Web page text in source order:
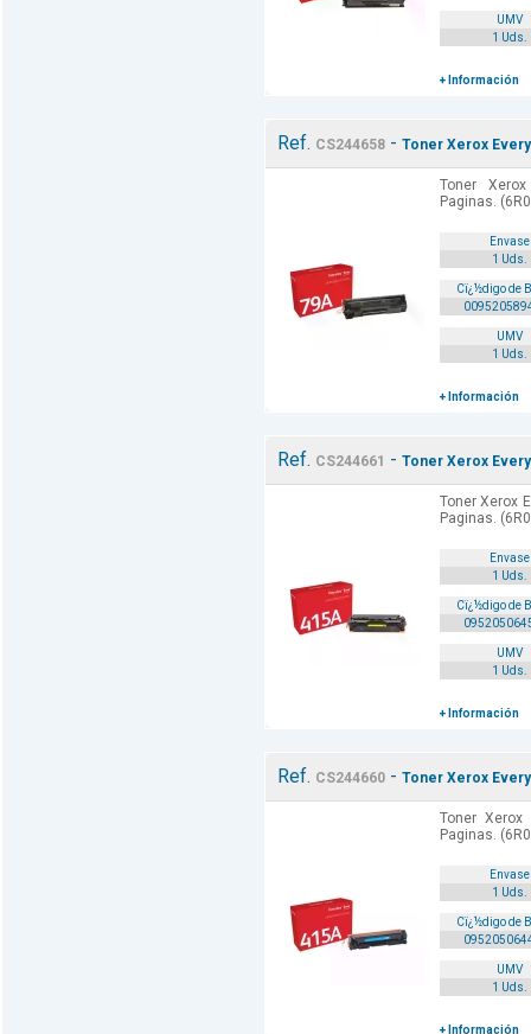
UMV
1 Uds.
+ Información
Ref. CS244658- Toner Xerox
Toner
Paginas.
Envase
1 Uds.
Cï¿½digo de
UMV
1 Uds.
+ Información
Ref. CS244661 - Toner Xerox
Toner Xerox
Paginas.
Envase
1 Uds.
Cï¿½digo de
UMV
1 Uds.
+ Información
Ref. CS244660- Toner Xerox
Toner Xerox
Paginas.
Envase
1 Uds.
Cï¿½digo de
UMV
1 Uds.
+ Información